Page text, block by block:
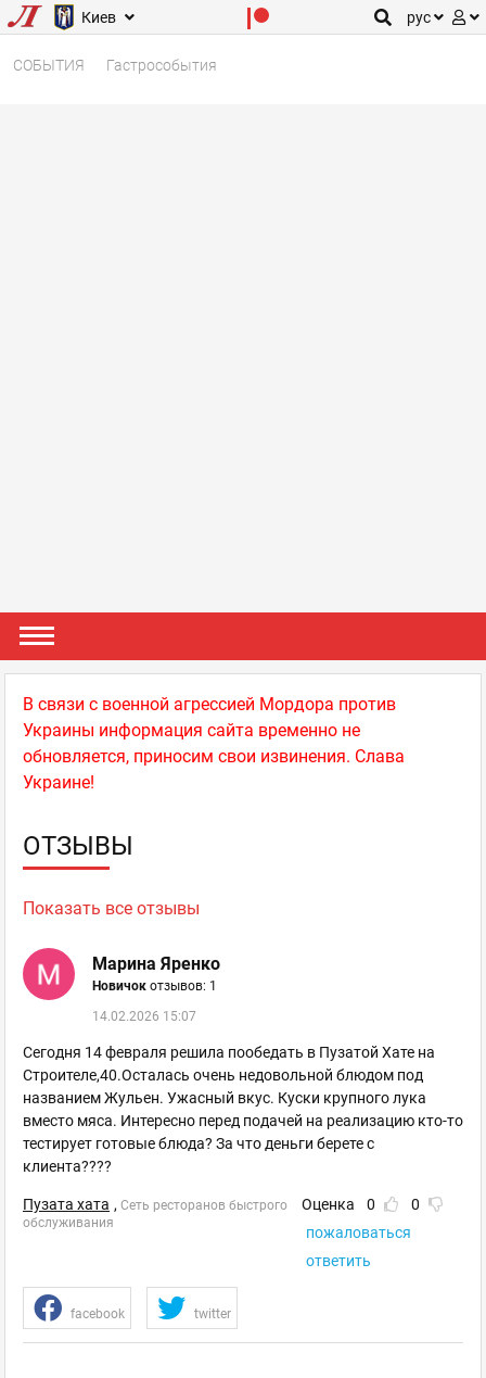
Киев рус
СОБЫТИЯ Гастрособытия
В связи с военной агрессией Мордора против
Украины информация сайта временно не
обновляется, приносим свои извинения. Слава
Украине!
ОТЗЫВЫ
Показать все отзывы
Марина Яренко
Новичок отзывов: 1
14.02.2026 15:07
Сегодня 14 февраля решила пообедать в Пузатой Хате на
Строителе,40.Осталась очень недовольной блюдом под
названием Жульен. Ужасный вкус. Куски крупного лука
вместо мяса. Интересно перед подачей на реализацию кто-то
тестирует готовые блюда? За что деньги берете с
клиента????
Пузата хата , Сеть ресторанов быстрого
обслуживания
Оценка 0
0
пожаловаться
ответить
facebook twitter